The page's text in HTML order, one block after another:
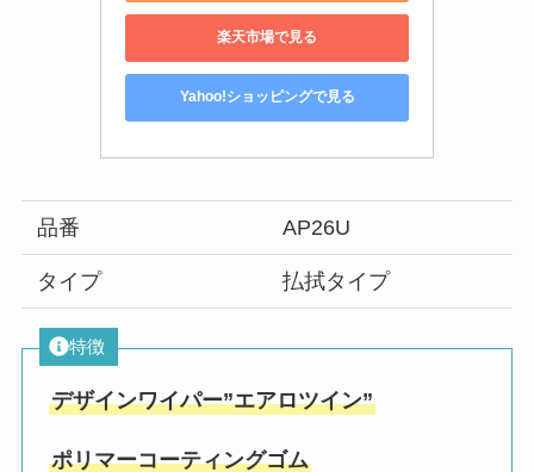
楽天市場で見る
Yahoo!ショッピングで見る
品番 AP26U
タイプ 払拭タイプ
特徴
デザインワイパー”エアロツイン”
ポリマーコーティングゴム